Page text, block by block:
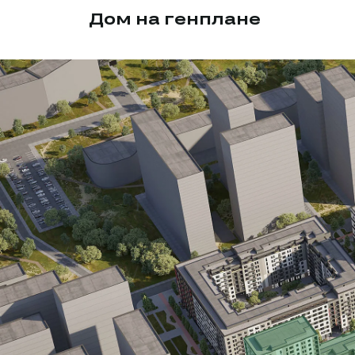
Дом на генплане